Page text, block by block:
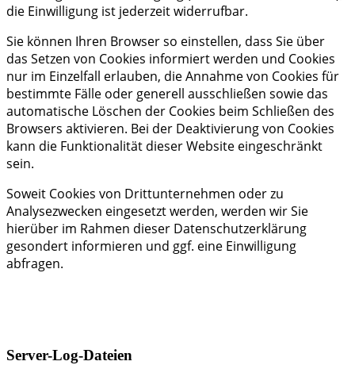
die Einwilligung ist jederzeit widerrufbar.
Sie können Ihren Browser so einstellen, dass Sie über
das Setzen von Cookies informiert werden und Cookies
nur im Einzelfall erlauben, die Annahme von Cookies für
bestimmte Fälle oder generell ausschließen sowie das
automatische Löschen der Cookies beim Schließen des
Browsers aktivieren. Bei der Deaktivierung von Cookies
kann die Funktionalität dieser Website eingeschränkt
sein.
Soweit Cookies von Drittunternehmen oder zu
Analysezwecken eingesetzt werden, werden wir Sie
hierüber im Rahmen dieser Datenschutzerklärung
gesondert informieren und ggf. eine Einwilligung
abfragen.
Server-Log-Dateien